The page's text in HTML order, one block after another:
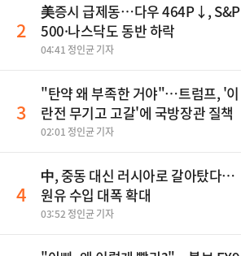
2
美증시 급제동…다우 464P↓, S&P
500·나스닥도 동반 하락
04:41 정인균 기자
3
"탄약 왜 부족한 거야"…트럼프, '이
란전 무기고 고갈'에 국방장관 질책
02:01 정인균 기자
4
中, 중동 대신 러시아로 갈아탔다…
원유 수입 대폭 확대
03:52 정인균 기자